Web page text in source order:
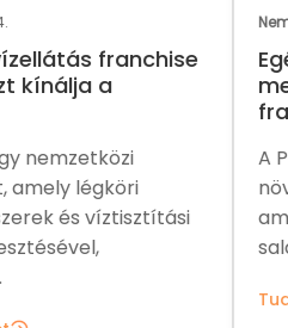
franchise
kínálja a
nemzetközi
amely légköri
és víztisztítási
A